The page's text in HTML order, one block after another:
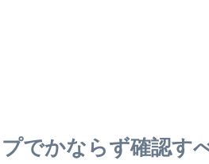
でかならず確認す